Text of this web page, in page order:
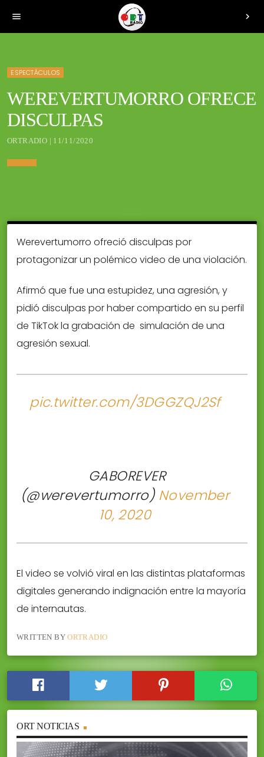
menu chevron_right
ESPECTÁCULOS
WEREVERTUMORRO OFRECE
DISCULPAS
ORTRADIO | 11/11/2020
Werevertumorro ofreció disculpas por
protagonizar un polémico video de una violación.
Afirmó que fue una estupidez, una agresión, y
pidió disculpas por haber compartido en su perfil
de TikTok la grabación de simulación de una
agresión sexual.
pic.twitter.com/3DGGZQJ2Sf
 GABOREVER
(@werevertumorro) November
10, 2020
El video se volvió viral en las distintas plataformas
digitales generando indignación entre la mayoría
de internautas.
WRITTEN BYORTRADIO
ORT NOTICIAS